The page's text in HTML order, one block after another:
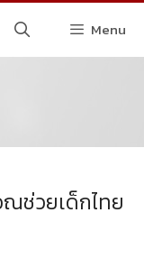
Menu
ช่วยเด็กไทย